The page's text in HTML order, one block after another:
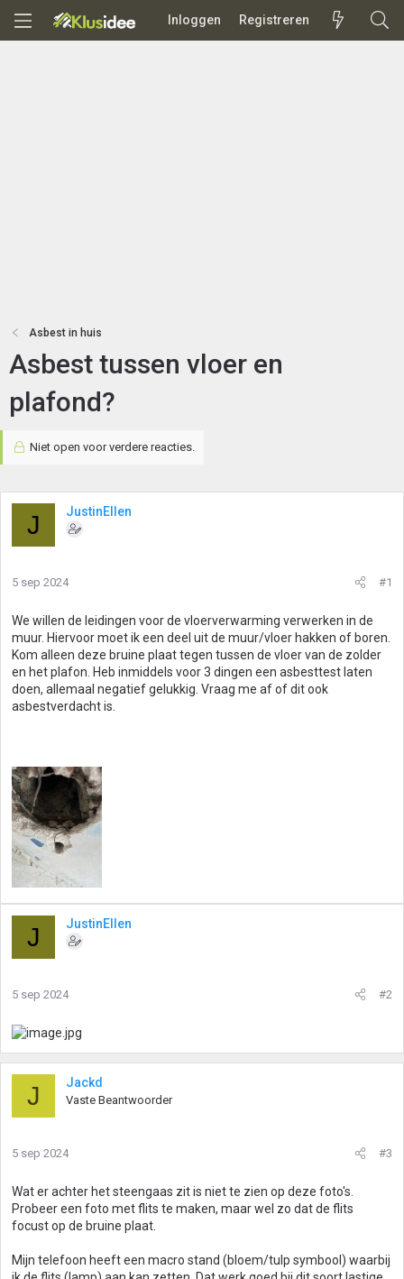
Inloggen Registreren
Asbest in huis
Asbest tussen vloer en
plafond?
Niet open voor verdere reacties.
J JustinEllen
5 sep 2024 #1
We willen de leidingen voor de vloerverwarming verwerken in de
muur. Hiervoor moet ik een deel uit de muur/vloer hakken of boren.
Kom alleen deze bruine plaat tegen tussen de vloer van de zolder
en het plafon. Heb inmiddels voor 3 dingen een asbesttest laten
doen, allemaal negatief gelukkig. Vraag me af of dit ook
asbestverdacht is.
J JustinEllen
5 sep 2024 #2
J Jackd
Vaste Beantwoorder
5 sep 2024 #3
Wat er achter het steengaas zit is niet te zien op deze foto's.
Probeer een foto met flits te maken, maar wel zo dat de flits
focust op de bruine plaat.
Mijn telefoon heeft een macro stand (bloem/tulp symbool) waarbij